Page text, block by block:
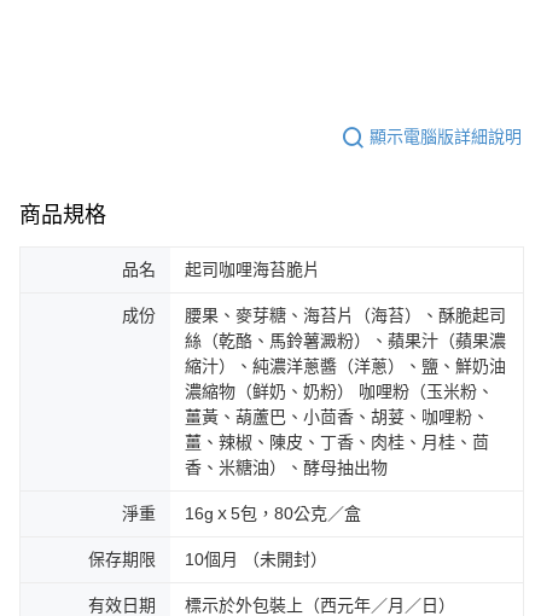
顯示電腦版詳細說明
商品規格
品名 起司咖哩海苔脆片
成份
腰果、麥芽糖、海苔片（海苔）、酥脆起司
絲（乾酪、馬鈴薯澱粉）、蘋果汁（蘋果濃
縮汁）、純濃洋蔥醬（洋蔥）、鹽、鮮奶油
濃縮物（鲜奶、奶粉） 咖哩粉（玉米粉、
薑黃、葫蘆巴、小茴香、胡荽、咖哩粉、
薑、辣椒、陳皮、丁香、肉桂、月桂、茴
香、米糖油）、酵母抽出物
淨重 16gｘ5包，80公克／盒
保存期限 10個月 （未開封）
有效日期 標示於外包裝上（西元年／月／日）